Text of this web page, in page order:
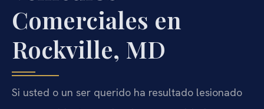
Comerciales en
Rockville, MD
Si usted o un ser querido ha resultado lesionado